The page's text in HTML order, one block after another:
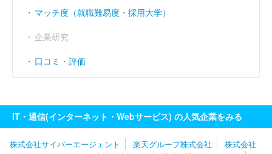
マッチ度（就職難易度・採用大学）
企業研究
口コミ・評価
IT・通信(インターネット・Webサービス) の人気企業をみる
株式会社サイバーエージェント 楽天グループ株式会社
株式会社